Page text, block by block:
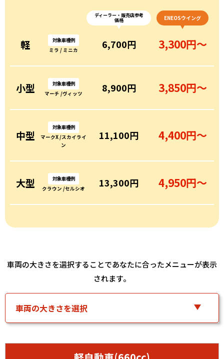
ディーラー・販売店参考
価格 ENEOSウイング
軽
対象車種例
ミラ / ミニカ
6,700円 3,300円〜
小型
対象車種例
マーチ /ヴィッツ
8,900円 3,850円〜
中型
対象車種例
マークX /スカイライ
ン
11,100円 4,400円〜
大型
対象車種例
クラウン /セルシオ
13,300円 4,950円〜
車両の大きさを選択することであなたに合ったメニューが表示
されます。